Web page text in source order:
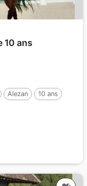
10 ans
Alezan
10 ans